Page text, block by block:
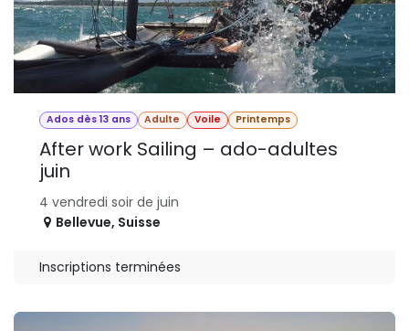
Ados dès 13 ans Adulte Voile Printemps
After work Sailing – ado-adultes
juin
4 vendredi soir de juin
Bellevue, Suisse
Inscriptions terminées